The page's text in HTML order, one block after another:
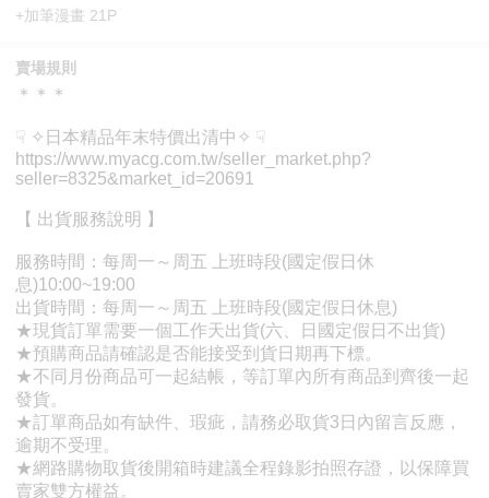
+加筆漫畫 21P
賣場規則